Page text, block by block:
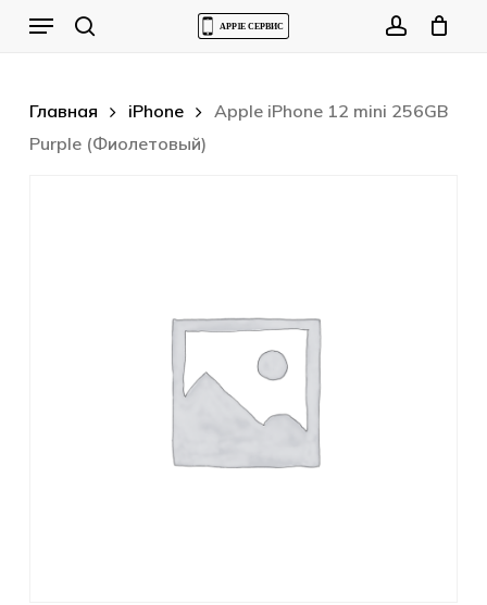
Menu
Главная iPhone
Apple iPhone 12 mini 256GB
Purple (Фиолетовый)